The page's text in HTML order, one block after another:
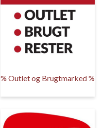
% Outlet og Brugtmarked %